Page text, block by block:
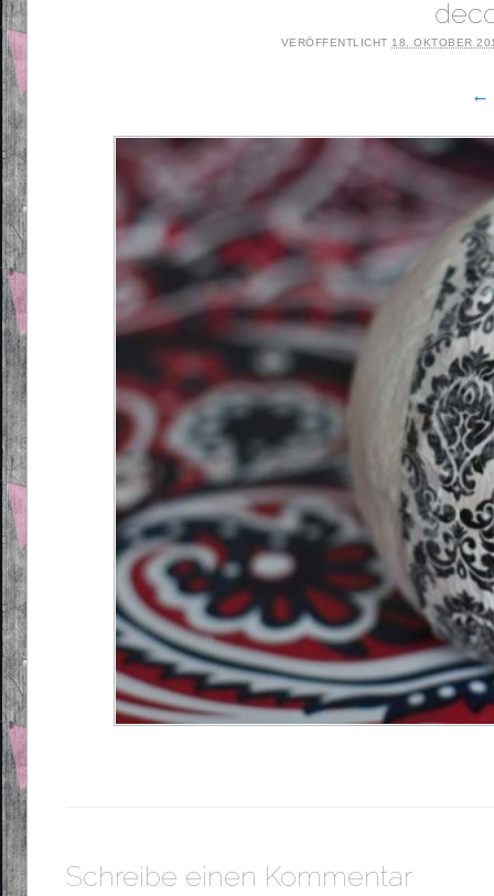
VERÖFFENTLICHT 18. OKTOBER
←
Schreibe einen Kommentar